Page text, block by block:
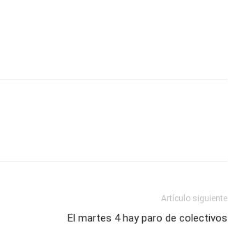
Artículo siguiente
El martes 4 hay paro de colectivos